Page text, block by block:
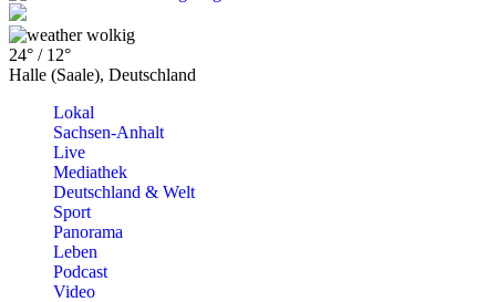
wolkig
24° / 12°
Halle (Saale), Deutschland
Lokal
Sachsen-Anhalt
Live
Mediathek
Deutschland & Welt
Sport
Panorama
Leben
Podcast
Video